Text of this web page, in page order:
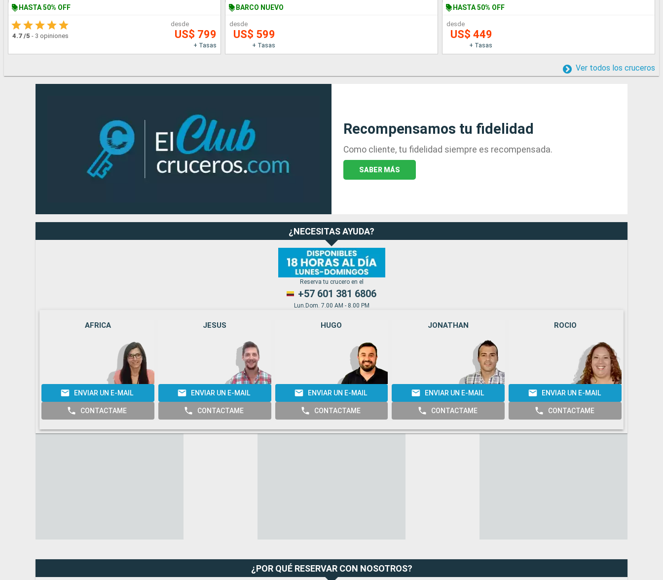
HASTA 50% OFF
4.7 /5 - 3 opiniones
desde
US$ 799
+ Tasas
BARCO NUEVO
desde
US$ 599
+ Tasas
HASTA 50% OFF
desde
US$ 449
+ Tasas
Ver todos los cruceros
Recompensamos tu fidelidad
Como cliente, tu fidelidad siempre es recompensada.
SABER MÁS
¿NECESITAS AYUDA?
Reserva tu crucero en el
+57 601 381 6806
Lun.Dom. 7.00 AM - 8.00 PM
AFRICA
ENVIAR UN E-MAIL
CONTACTAME
JESUS
ENVIAR UN E-MAIL
CONTACTAME
HUGO
ENVIAR UN E-MAIL
CONTACTAME
JONATHAN
ENVIAR UN E-MAIL
CONTACTAME
ROCIO
ENVIAR UN E-MAIL
CONTACTAME
¿POR QUÉ RESERVAR CON NOSOTROS?